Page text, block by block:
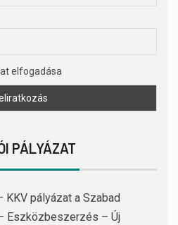
elfogadása
PÁLYÁZAT
pályázat a Szabad
Eszközbeszerzés – Új